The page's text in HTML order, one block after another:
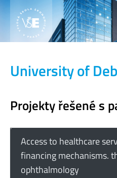
University of
Projekty řešené s
Access to healthcare
financing mechanisms.
ophthalmology